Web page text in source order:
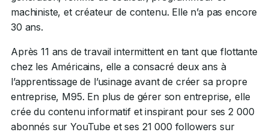
machiniste, et créateur de contenu. Elle n’a pas encore
30 ans.
Après 11 ans de travail intermittent en tant que flottante
chez les Américains, elle a consacré deux ans à
l’apprentissage de l’usinage avant de créer sa propre
entreprise, M95. En plus de gérer son entreprise, elle
crée du contenu informatif et inspirant pour ses 2 000
abonnés sur YouTube et ses 21 000 followers sur